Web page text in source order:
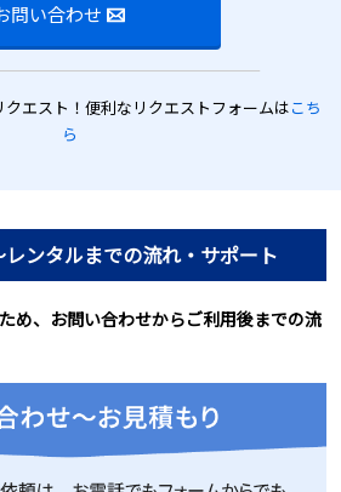
問い合わせ
エスト！便利なリクエストフォームはこち
ら
ンタルまでの流れ・サポート
め、お問い合わせからご利用後までの流